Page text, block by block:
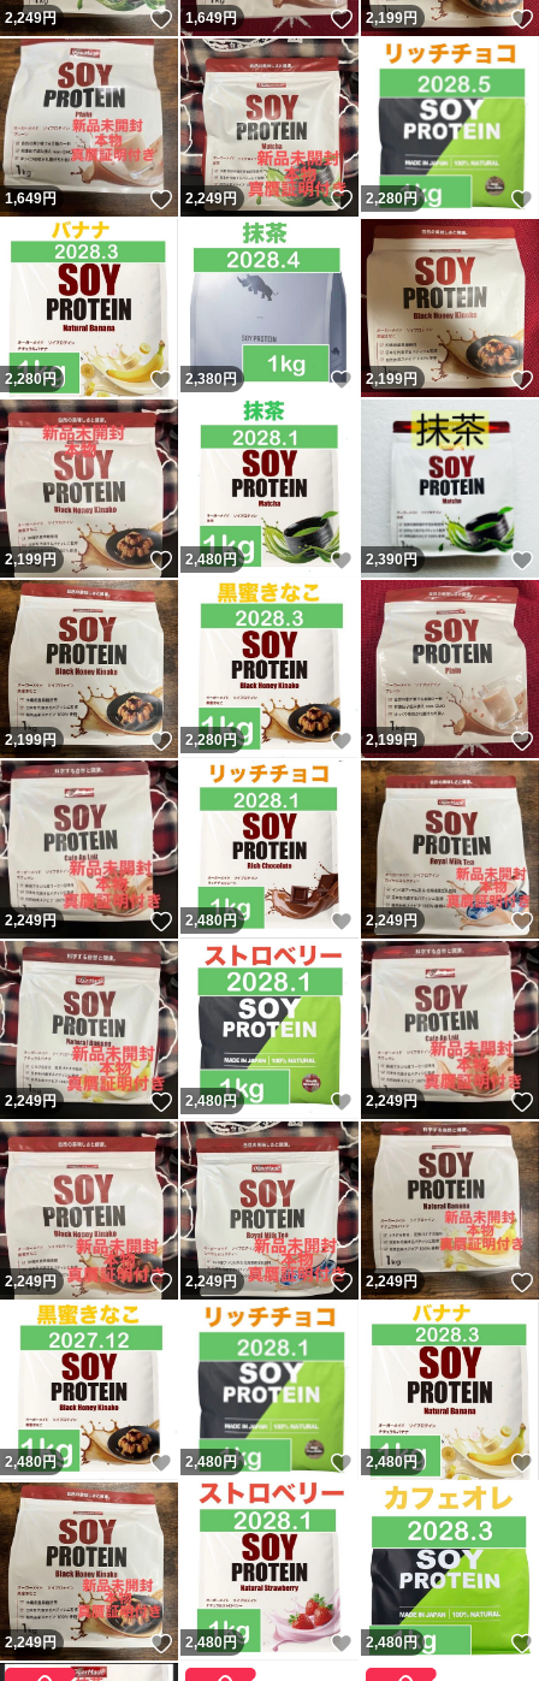
2,249円 いいね！
1,649円 いいね！
2,199円
1,649円 いいね！
2,249円 いいね！
2,280円
2,280円 いいね！
2,380円 いいね！
2,199円
2,199円 いいね！
2,480円 いいね！
2,390円
2,199円 いいね！
2,280円 いいね！
2,199円
2,249円 いいね！
2,480円 いいね！
2,249円
2,249円 いいね！
2,480円 いいね！
2,249円
2,249円 いいね！
2,249円 いいね！
2,249円
2,480円 いいね！
2,480円 いいね！
2,480円
2,249円 いいね！
2,480円 いいね！
2,480円